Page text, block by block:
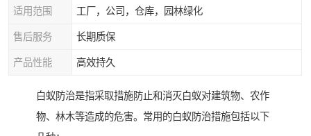
适用范围 工厂，公司，仓库，园林绿化
售后服务 长期质保
产品性能 高效持久
白蚁防治是指采取措施防止和消灭白蚁对建筑物、农作
物、林木等造成的危害。常用的白蚁防治措施包括以下